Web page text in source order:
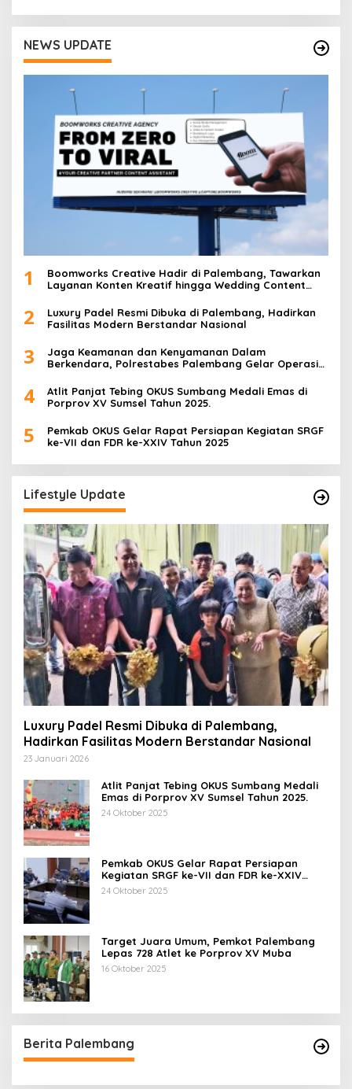
a
s
i
NEWS UPDATE
1
Boomworks Creative Hadir di Palembang, Tawarkan
Layanan Konten Kreatif hingga Wedding Content
2
Luxury Padel Resmi Dibuka di Palembang, Hadirkan
Fasilitas Modern Berstandar Nasional
3
Jaga Keamanan dan Kenyamanan Dalam
Berkendara, Polrestabes Palembang Gelar Operasi
4
Atlit Panjat Tebing OKUS Sumbang Medali Emas di
Porprov XV Sumsel Tahun 2025.
5
Pemkab OKUS Gelar Rapat Persiapan Kegiatan SRGF
ke-VII dan FDR ke-XXIV Tahun 2025
Lifestyle Update
Luxury Padel Resmi Dibuka di Palembang,
Hadirkan Fasilitas Modern Berstandar Nasional
23 Januari 2026
Atlit Panjat Tebing OKUS Sumbang Medali
Emas di Porprov XV Sumsel Tahun 2025.
24 Oktober 2025
Pemkab OKUS Gelar Rapat Persiapan
Kegiatan SRGF ke-VII dan FDR ke-XXIV
Tahun 2025
24 Oktober 2025
Target Juara Umum, Pemkot Palembang
Lepas 728 Atlet ke Porprov XV Muba
16 Oktober 2025
Berita Palembang